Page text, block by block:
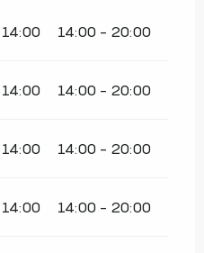
14:00 - 20:00
14:00 - 20:00
14:00 - 20:00
14:00 - 20:00